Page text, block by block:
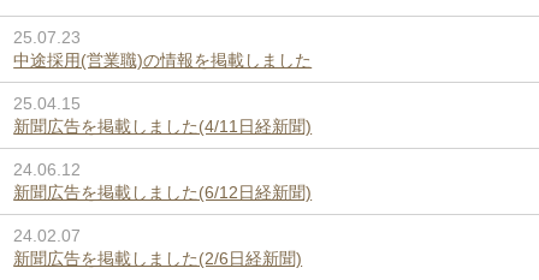
25.07.23
中途採用(営業職)の情報を掲載しました
25.04.15
新聞広告を掲載しました(4/11日経新聞)
24.06.12
新聞広告を掲載しました(6/12日経新聞)
24.02.07
新聞広告を掲載しました(2/6日経新聞)